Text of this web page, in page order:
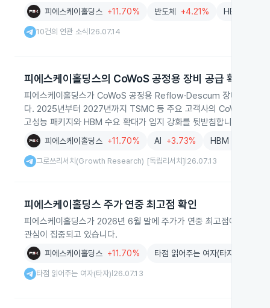
피에스케이홀딩스 +11.70% 반도체 +4.21% HBM
10건의 연관 소식 26.07.14
피에스케이홀딩스의 CoWoS 공정용 장비 공급 확대
피에스케이홀딩스가 CoWoS 공정용 Reflow·Descum 장비를 공급
다. 2025년부터 2027년까지 TSMC 등 주요 고객사의 CoWoS 생산
고성능 패키지와 HBM 수요 확대가 입지 강화를 뒷받침합니다.
피에스케이홀딩스 +11.70% AI +3.73% HBM
그로쓰리서치(Growth Research) [독립리서치] 26.07.13
피에스케이홀딩스 주가 연중 최고점 확인
피에스케이홀딩스가 2026년 6월 말에 주가가 연중 최고점에 도달한
관심이 집중되고 있습니다.
피에스케이홀딩스 +11.70% 타점 읽어주는 여자(타자)
타점 읽어주는 여자(타자) 26.07.13